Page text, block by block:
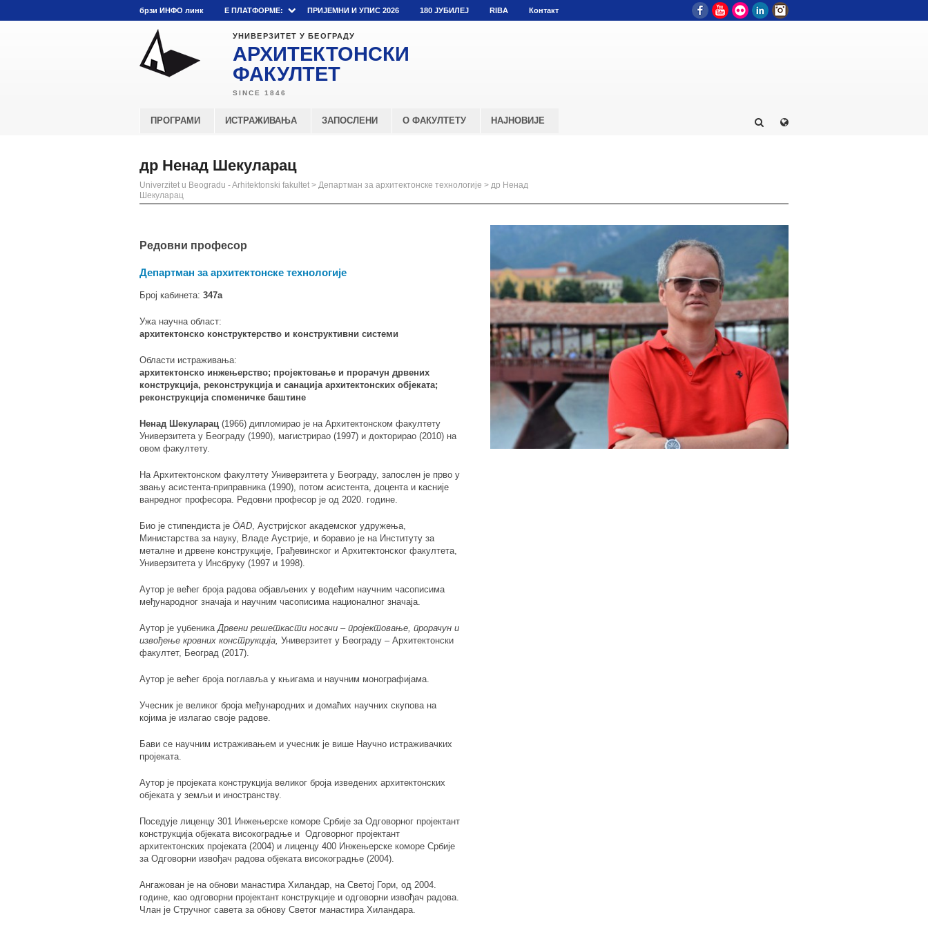
брзи ИНФО линк E ПЛАТФОРМЕ: ПРИЈЕМНИ И УПИС 2026 180 ЈУБИЛЕЈ RIBA Контакт FacebookYouTube
Flickr LinkedIn
УНИВЕРЗИТЕТ У БЕОГРАДУ
АРХИТЕКТОНСКИ
ФАКУЛТЕТ
ПРОГРАМИ ИСТРАЖИВАЊА ЗАПОСЛЕНИ О ФАКУЛТЕТУ НАЈНОВИЈЕ
др Ненад Шекуларац
Univerzitet u Beogradu - Arhitektonski fakultet > Департман за архитектонске технологије > др Ненад
Шекуларац
Редовни професор
Департман за архитектонске технологије
Број кабинета: 347а
Ужа научна област:
aрхитектонскo конструктерство и конструктивни системи
Области истраживања:
aрхитектонско инжењерство; пројектовање и прорачун дрвених
конструкција, реконструкција и санација архитектонских објеката;
реконструкција споменичке баштине
Ненад Шекуларац (1966) дипломирао је на Архитектонском факултету
Универзитета у Београду (1990), магистрирао (1997) и докторирао (2010) на
овом факултету.
На Архитектонском факултету Универзитета у Београду, запослен је прво у
звању асистента-приправника (1990), потом асистента, доцента и касније
ванредног професора. Редовни професор је од 2020. године.
Био је стипендиста је ÖАD, Аустријског академског удружења,
Министарства за науку, Владе Аустрије, и боравио је на Институту за
металне и дрвене конструкције, Грађевинског и Архитектонског факултета,
Универзитета у Инсбруку (1997 и 1998).
Аутор је већег броја радова објављених у водећим научним часописима
међународног значаја и научним часописима националног значаја.
Аутор је уџбеникаДрвени решеткасти носачи ‒ пројектовање, прорачун и
извођење кровних конструкцијa, Универзитет у Београду – Архитектонски
факултет, Београд (2017).
Аутор је већег броја поглавља у књигама и научним монографијама.
Учесник је великог броја међународних и домаћих научних скупова на
којима је излагао своје радове.
Бави се научним истраживањем и учесник је више Научно истраживачких
пројеката.
Аутор је пројеката конструкција великог броја изведених архитектонских
објеката у земљи и иностранству.
Поседује лиценцу 301 Инжењерске коморе Србије за Одговорног пројектант
конструкција објеката високоградње и Одговорног пројектант
архитектонских пројеката (2004) и лиценцу 400 Инжењерске коморе Србије
за Одговорни извођач радова објеката високоградње (2004).
Ангажован је на обнови манастира Хиландар, на Светој Гори, од 2004.
године, као одговорни пројектант конструкције и одговорни извођач радова.
Члан је Стручног савета за обнову Светог манастира Хиландара.